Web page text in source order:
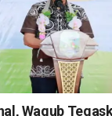
Wagub